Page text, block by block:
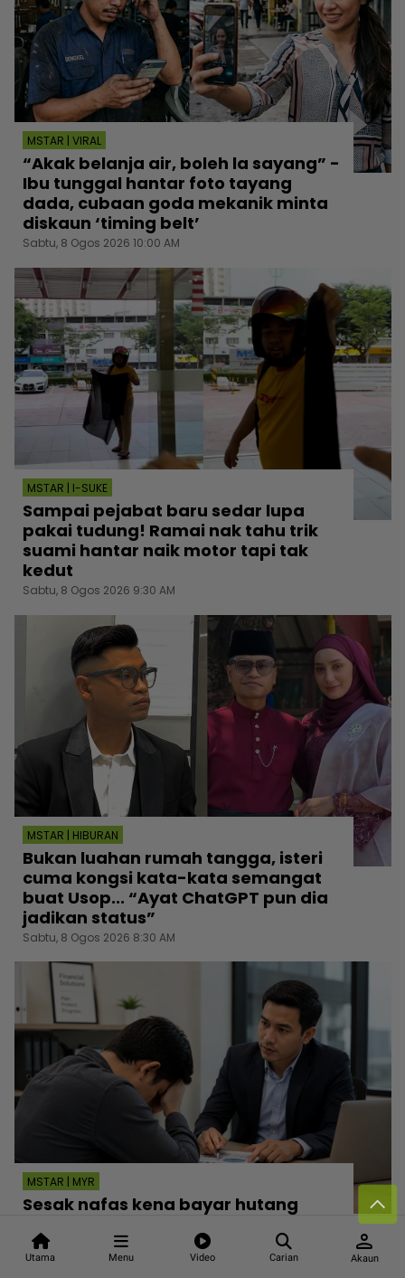
Utama Menu Video Carian
person
Akaun
MSTAR | VIRAL
“Akak belanja air, boleh la sayang” -
Ibu tunggal hantar foto tayang
dada, cubaan goda mekanik minta
diskaun ‘timing belt’
Sabtu, 8 Ogos 2026 10:00 AM
MSTAR | I-SUKE
Sampai pejabat baru sedar lupa
pakai tudung! Ramai nak tahu trik
suami hantar naik motor tapi tak
kedut
Sabtu, 8 Ogos 2026 9:30 AM
MSTAR | HIBURAN
Bukan luahan rumah tangga, isteri
cuma kongsi kata-kata semangat
buat Usop... “Ayat ChatGPT pun dia
jadikan status”
Sabtu, 8 Ogos 2026 8:30 AM
MSTAR | MYR
Sesak nafas kena bayar hutang
RM5,500 kini mampu tersenyum...
Jumpa cara baiki aliran tunai